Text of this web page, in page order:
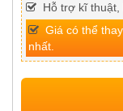
Hỗ trợ kĩ thuật,
Giá có thể
nhất.